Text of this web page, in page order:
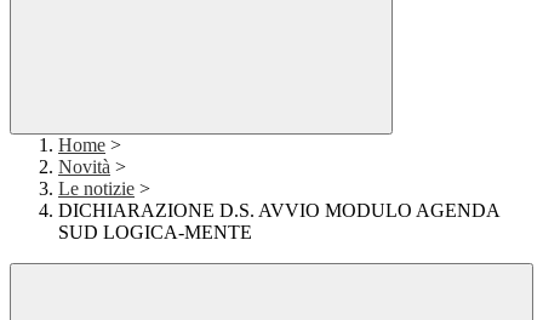
Home >
Novità >
Le notizie >
DICHIARAZIONE D.S. AVVIO MODULO AGENDA
SUD LOGICA-MENTE